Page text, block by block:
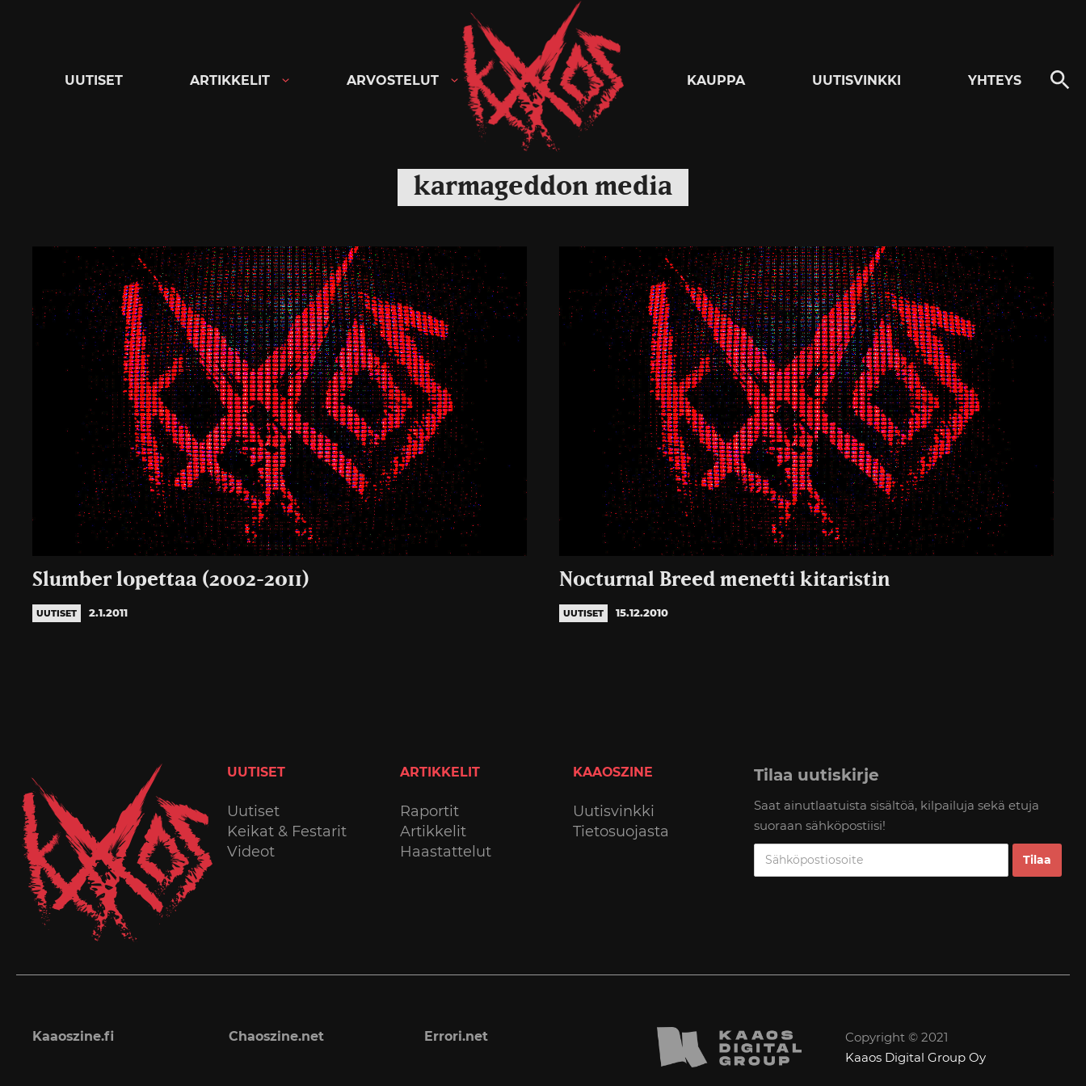
Kaaoszine
UUTISET ARTIKKELIT ARVOSTELUT KAUPPA UUTISVINKKI YHTEYS
karmageddon media
Slumber lopettaa (2002-2011)
UUTISET 2.1.2011
Nocturnal Breed menetti kitaristin
UUTISET 15.12.2010
UUTISET
Uutiset
Keikat & Festarit
Videot
ARTIKKELIT
Raportit
Artikkelit
Haastattelut
KAAOSZINE
Uutisvinkki
Tietosuojasta
Tilaa uutiskirje
Saat ainutlaatuista sisältöä, kilpailuja sekä etuja
suoraan sähköpostiisi!
Kaaoszine.fi Chaoszine.net Errori.net
Copyright © 2021
Kaaos Digital Group Oy